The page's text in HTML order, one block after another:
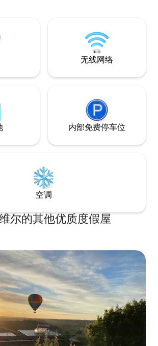
20 -距离拜伦湾30分钟
机场40分钟车程
程。 35分钟可到
无线网络
内部免费停车位
空调
尔的其他优质度假屋